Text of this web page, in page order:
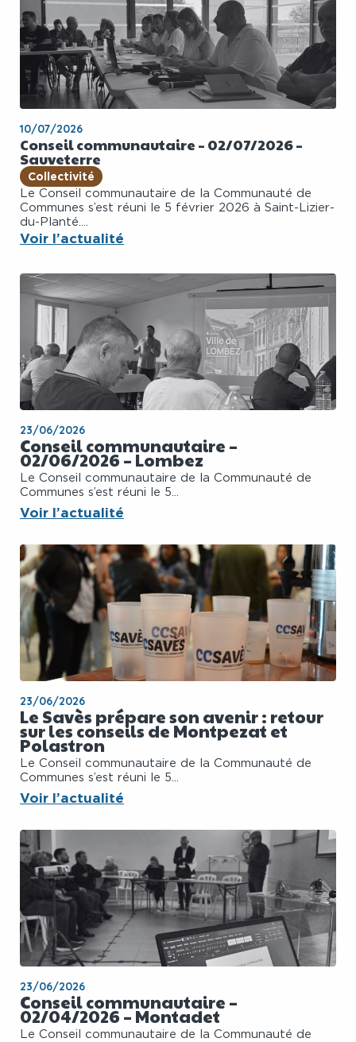
10/07/2026
Conseil communautaire – 02/07/2026 –
Sauveterre
Collectivité
Le Conseil communautaire de la Communauté de
Communes s’est réuni le 5 février 2026 à Saint-Lizier-
du-Planté....
Voir l’actualité
23/06/2026
Conseil communautaire –
02/06/2026 – Lombez
Le Conseil communautaire de la Communauté de
Communes s’est réuni le 5...
Voir l’actualité
23/06/2026
Le Savès prépare son avenir : retour
sur les conseils de Montpezat et
Polastron
Le Conseil communautaire de la Communauté de
Communes s’est réuni le 5...
Voir l’actualité
23/06/2026
Conseil communautaire –
02/04/2026 – Montadet
Le Conseil communautaire de la Communauté de